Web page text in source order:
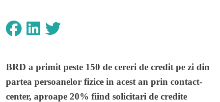
BRD a primit peste 150 de cereri de credit pe zi din
partea persoanelor fizice in acest an prin contact-
center, aproape 20% fiind solicitari de credite